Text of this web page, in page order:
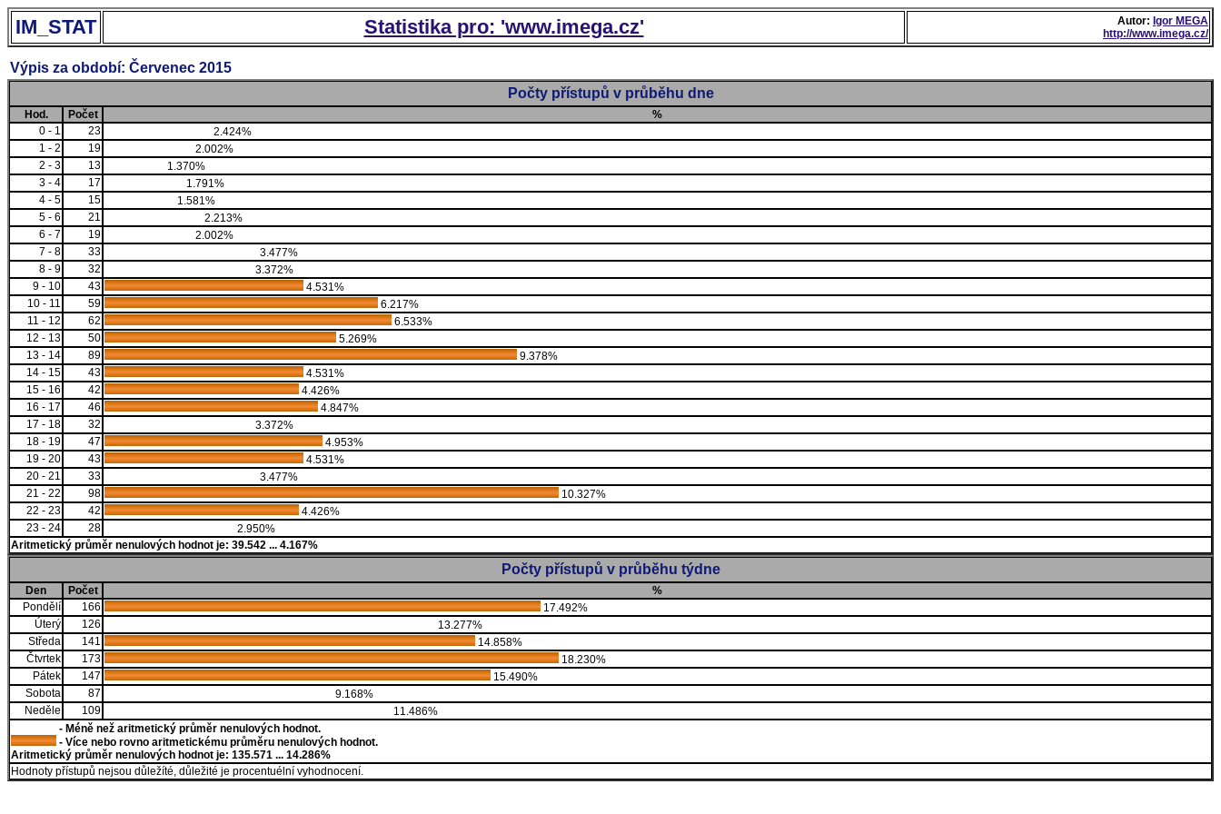
IM_STAT Statistika pro: 'www.imega.cz' Autor: Igor MEGA
http://www.imega.cz/
Výpis za období: Červenec 2015
Počty přístupů v průběhu dne
Hod. Počet
%
0 - 1
23
2.424%
1 - 2
19
2.002%
2 - 3
13
1.370%
3 - 4
17
1.791%
4 - 5
15
1.581%
5 - 6
21
2.213%
6 - 7
19
2.002%
7 - 8
33
3.477%
8 - 9
32
3.372%
9 - 10
43
4.531%
10 - 11
59
6.217%
11 - 12
62
6.533%
12 - 13
50
5.269%
13 - 14
89
9.378%
14 - 15
43
4.531%
15 - 16
42
4.426%
16 - 17
46
4.847%
17 - 18
32
3.372%
18 - 19
47
4.953%
19 - 20
43
4.531%
20 - 21
33
3.477%
21 - 22
98
10.327%
22 - 23
42
4.426%
23 - 24
28
2.950%
Aritmetický průměr nenulových hodnot je: 39.542 ... 4.167%
Počty přístupů v průběhu týdne
Den Počet
%
Pondělí
166
17.492%
Úterý
126
13.277%
Středa
141
14.858%
Čtvrtek
173
18.230%
Pátek
147
15.490%
Sobota
87
9.168%
Neděle
109
11.486%
- Méně než aritmetický průměr nenulových hodnot.
- Více nebo rovno aritmetickému průměru nenulových hodnot.
Aritmetický průměr nenulových hodnot je: 135.571 ... 14.286%
Hodnoty přístupů nejsou důležíté, důležité je procentuélní vyhodnocení.